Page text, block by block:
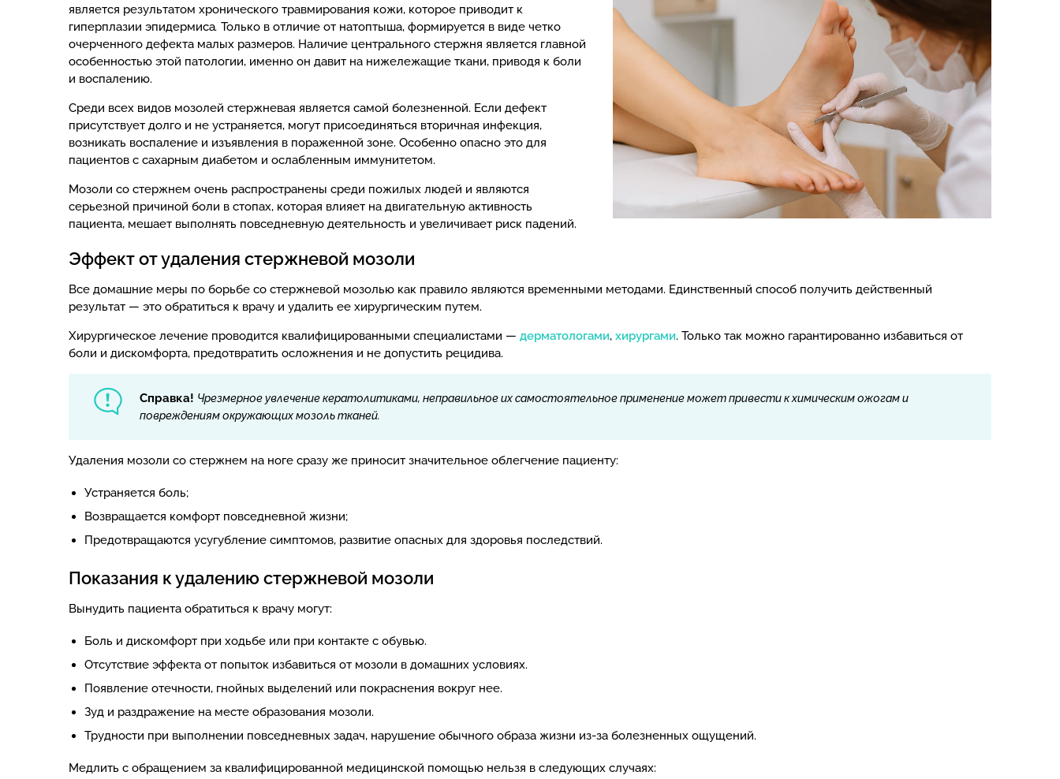
является результатом хронического травмирования кожи, которое приводит к
гиперплазии эпидермиса. Только в отличие от натоптыша, формируется в виде четко
очерченного дефекта малых размеров. Наличие центрального стержня является главной
особенностью этой патологии, именно он давит на нижележащие ткани, приводя к боли
и воспалению.
Среди всех видов мозолей стержневая является самой болезненной. Если дефект
присутствует долго и не устраняется, могут присоединяться вторичная инфекция,
возникать воспаление и изъявления в пораженной зоне. Особенно опасно это для
пациентов с сахарным диабетом и ослабленным иммунитетом.
Мозоли со стержнем очень распространены среди пожилых людей и являются
серьезной причиной боли в стопах, которая влияет на двигательную активность
пациента, мешает выполнять повседневную деятельность и увеличивает риск падений.
Эффект от удаления стержневой мозоли
Все домашние меры по борьбе со стержневой мозолью как правило являются временными методами. Единственный способ получить действенный
результат — это обратиться к врачу и удалить ее хирургическим путем.
Хирургическое лечение проводится квалифицированными специалистами — дерматологами, хирургами. Только так можно гарантированно избавиться от
боли и дискомфорта, предотвратить осложнения и не допустить рецидива.
Справка! Чрезмерное увлечение кератолитиками, неправильное их самостоятельное применение может привести к химическим ожогам и
повреждениям окружающих мозоль тканей.
Удаления мозоли со стержнем на ноге сразу же приносит значительное облегчение пациенту:
Устраняется боль;
Возвращается комфорт повседневной жизни;
Предотвращаются усугубление симптомов, развитие опасных для здоровья последствий.
Показания к удалению стержневой мозоли
Вынудить пациента обратиться к врачу могут:
Боль и дискомфорт при ходьбе или при контакте с обувью.
Отсутствие эффекта от попыток избавиться от мозоли в домашних условиях.
Появление отечности, гнойных выделений или покраснения вокруг нее.
Зуд и раздражение на месте образования мозоли.
Трудности при выполнении повседневных задач, нарушение обычного образа жизни из-за болезненных ощущений.
Медлить с обращением за квалифицированной медицинской помощью нельзя в следующих случаях: